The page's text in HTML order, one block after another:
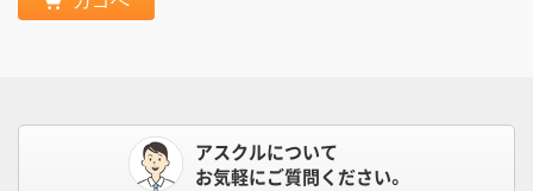
アスクルについて
お気軽にご質問ください。